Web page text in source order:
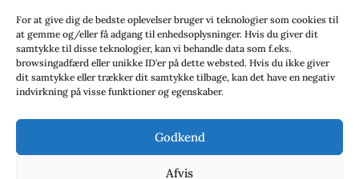
For at give dig de bedste oplevelser bruger vi teknologier som cookies til
at gemme og/eller få adgang til enhedsoplysninger. Hvis du giver dit
samtykke til disse teknologier, kan vi behandle data som f.eks.
browsingadfærd eller unikke ID'er på dette websted. Hvis du ikke giver
dit samtykke eller trækker dit samtykke tilbage, kan det have en negativ
indvirkning på visse funktioner og egenskaber.
Godkend
Afvis
Association (TA)
Sverige: Översättarsektionen (Ö.)
Sverige: Översättarcentrum (ÖC)
deutschsprachiger Übersetzer (VdÜ)